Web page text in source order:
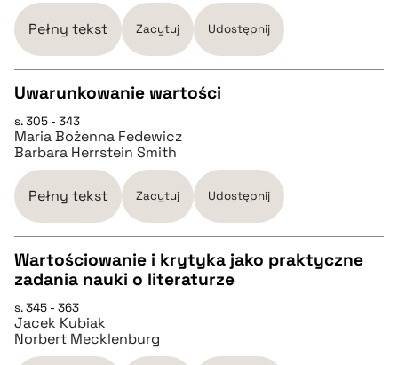
pobierz cytat
Pełny tekst Zacytuj Udostępnij
CZYSTY TEKST
pobierz cytat
BIBTEX
pobierz cytat
Uwarunkowanie wartości
s. 305 - 343
Maria Bożenna Fedewicz
Barbara Herrstein Smith
Pełny tekst Zacytuj Udostępnij
pobierz cytat
Wartościowanie i krytyka jako praktyczne
zadania nauki o literaturze
s. 345 - 363
Jacek Kubiak
Norbert Mecklenburg